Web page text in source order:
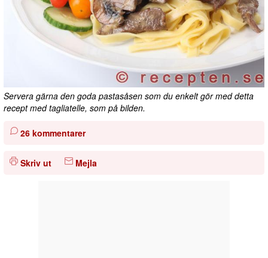
Servera gärna den goda pastasåsen som du enkelt gör med detta
recept med tagliatelle, som på bilden.
26 kommentarer
Skriv ut Mejla